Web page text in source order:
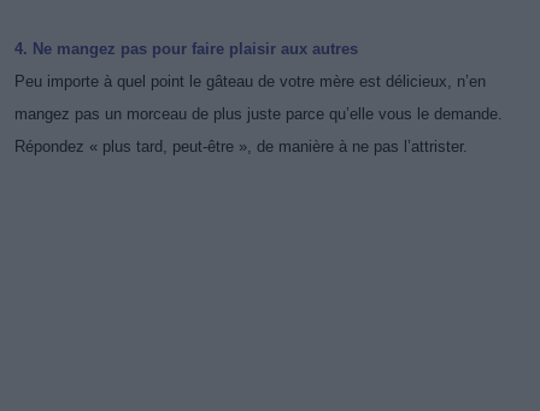
4. Ne mangez pas pour faire plaisir aux autres
Peu importe à quel point le gâteau de votre mère est délicieux, n’en
mangez pas un morceau de plus juste parce qu’elle vous le demande.
Répondez « plus tard, peut-être », de manière à ne pas l’attrister.